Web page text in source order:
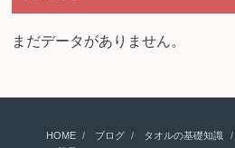
まだデータがありません。
HOME ブログ タオルの基礎知識